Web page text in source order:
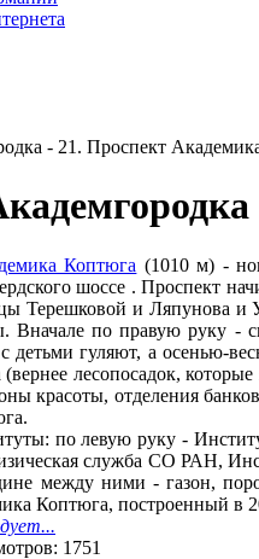
- 21. Проспект
Коптюга (1010 м) -
шоссе . Проспект
Терешковой и Ляпунова и
Вначале по правую руку -
детьми гуляют, а осенью-
лесопосадок,
красоты, отделения
по левую руку -
служба СО РАН,
между ними - газон,
Коптюга, построенный в
1751